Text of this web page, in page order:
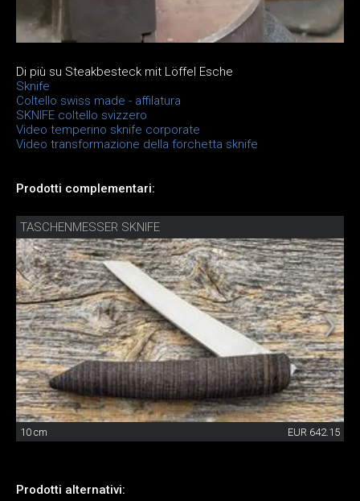
Di più su Steakbesteck mit Löffel Esche
Sknife
Coltello swiss made - affilatura
SKNIFE coltello svizzero
Video temperino sknife corporate
Video transformazione della forchetta sknife
Prodotti complementari:
TASCHENMESSER SKNIFE
10 cm EUR 642.15
Prodotti alternativi: